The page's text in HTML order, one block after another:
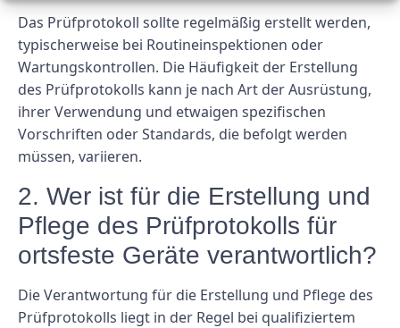
Das Prüfprotokoll sollte regelmäßig erstellt werden,
typischerweise bei Routineinspektionen oder
Wartungskontrollen. Die Häufigkeit der Erstellung
des Prüfprotokolls kann je nach Art der Ausrüstung,
ihrer Verwendung und etwaigen spezifischen
Vorschriften oder Standards, die befolgt werden
müssen, variieren.
2. Wer ist für die Erstellung und
Pflege des Prüfprotokolls für
ortsfeste Geräte verantwortlich?
Die Verantwortung für die Erstellung und Pflege des
Prüfprotokolls liegt in der Regel bei qualifiziertem